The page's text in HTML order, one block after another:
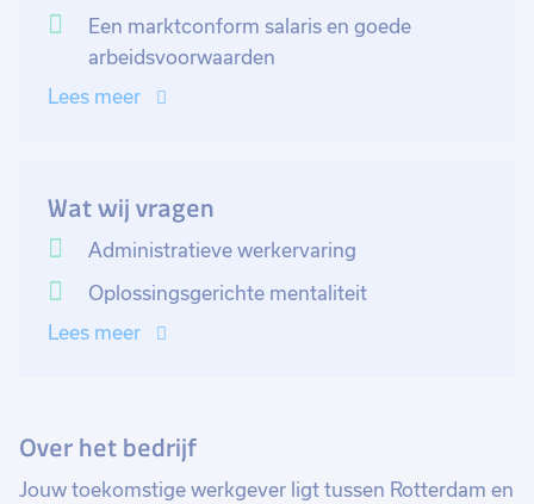
Als administratief medewerker ben jij verantwoordelijk
voor het uitvoeren van alle administratie rondom
en registratie van de producten, ontwerpen en
Een marktconform salaris en goede
arbeidsvoorwaarden
Lees meer
Wat wij vragen
Administratieve werkervaring
Oplossingsgerichte mentaliteit
Lees meer
Over het bedrijf
Jouw toekomstige werkgever ligt tussen Rotterdam en